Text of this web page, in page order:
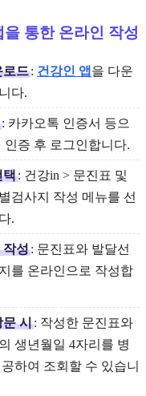
을 통한 온라인 작성
로드: 건강인 앱 을 다운
다.
: 카카오톡 인증서 등으
인증 후 로그인합니다.
택: 건강in > 문진표 및
검사지 작성 메뉴를 선
.
작성: 문진표와 발달선
를 온라인으로 작성합
문 시: 작성한 문진표와
생년월일 4자리를 병
하여 조회할 수 있습니